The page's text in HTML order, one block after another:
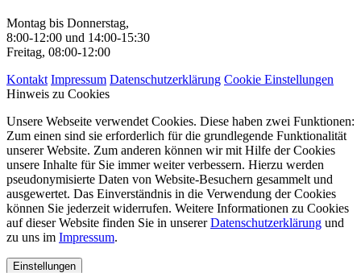
Montag bis Donnerstag,
8:00-12:00 und 14:00-15:30
Freitag, 08:00-12:00
Kontakt Impressum Datenschutzerklärung Cookie Einstellungen
Hinweis zu Cookies
Unsere Webseite verwendet Cookies. Diese haben zwei Funktionen:
Zum einen sind sie erforderlich für die grundlegende Funktionalität
unserer Website. Zum anderen können wir mit Hilfe der Cookies
unsere Inhalte für Sie immer weiter verbessern. Hierzu werden
pseudonymisierte Daten von Website-Besuchern gesammelt und
ausgewertet. Das Einverständnis in die Verwendung der Cookies
können Sie jederzeit widerrufen. Weitere Informationen zu Cookies
auf dieser Website finden Sie in unsererDatenschutzerklärung und
zu uns im Impressum.
Einstellungen